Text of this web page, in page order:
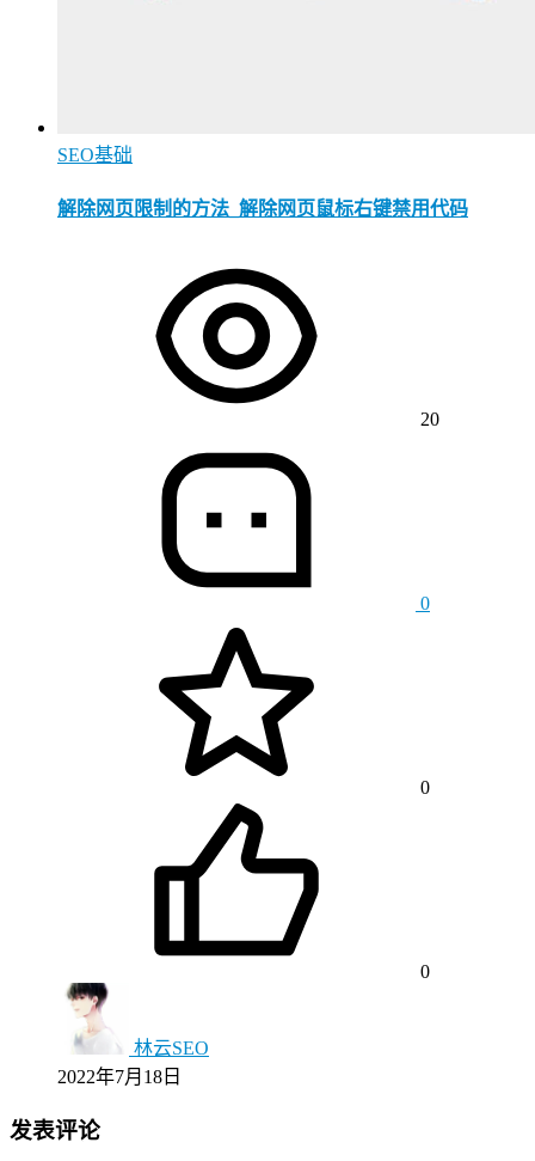
SEO基础
解除网页限制的方法_解除网页鼠标右键禁用代码
20
0
0
0
林云SEO
2022年7月18日
发表评论